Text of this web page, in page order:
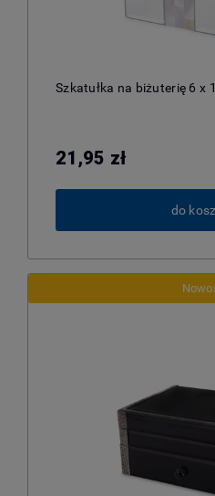
Szkatułka na biżuterię 6 x
21,95 zł
do